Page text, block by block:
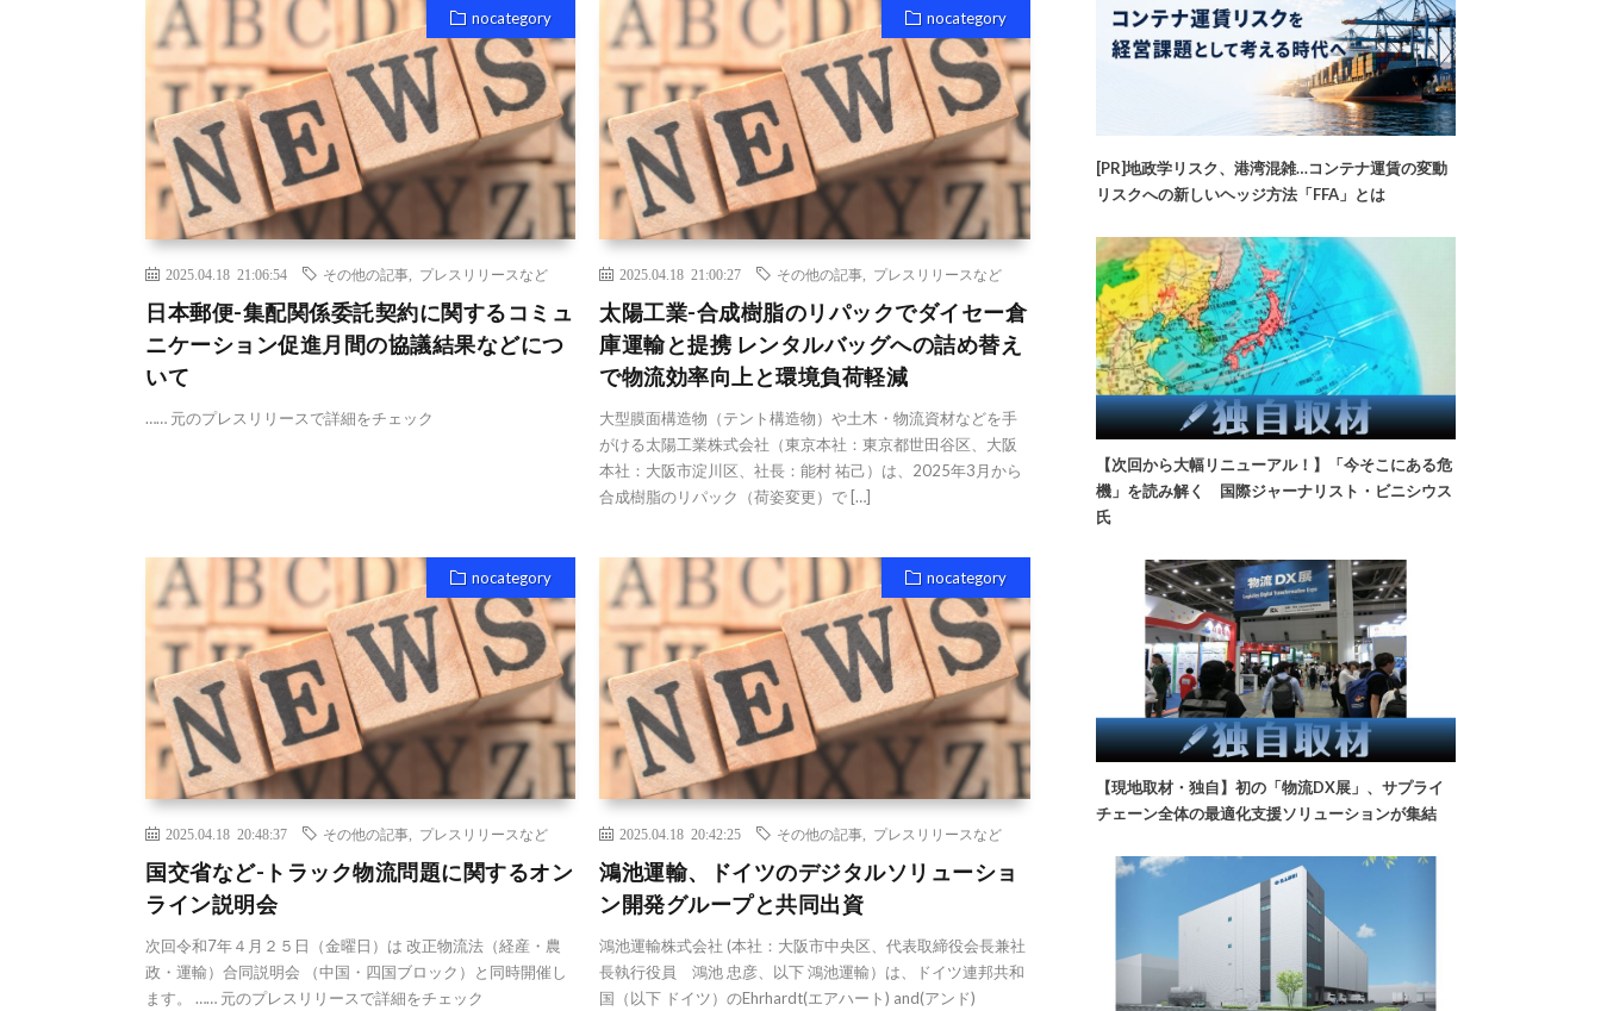
nocategory
2025.04.18 21:06:54 その他の記事 プレスリリースなど
日本郵便-集配関係委託契約に関するコミュ
ニケーション促進月間の協議結果などにつ
いて
…… 元のプレスリリースで詳細をチェック
nocategory
2025.04.18 21:00:27 その他の記事 プレスリリースなど
太陽工業-合成樹脂のリパックでダイセー倉
庫運輸と提携 レンタルバッグへの詰め替え
で物流効率向上と環境負荷軽減
大型膜面構造物（テント構造物）や土木・物流資材などを手
がける太陽工業株式会社（東京本社：東京都世田谷区、大阪
本社：大阪市淀川区、社長：能村 祐己）は、2025年3月から
合成樹脂のリパック（荷姿変更）で […]
nocategory
2025.04.18 20:48:37 その他の記事 プレスリリースなど
国交省など-トラック物流問題に関するオン
ライン説明会
次回令和7年４月２５日（金曜日）は 改正物流法（経産・農
政・運輸）合同説明会 （中国・四国ブロック）と同時開催し
ます。 …… 元のプレスリリースで詳細をチェック
nocategory
2025.04.18 20:42:25 その他の記事 プレスリリースなど
鴻池運輸、ドイツのデジタルソリューショ
ン開発グループと共同出資
鴻池運輸株式会社 (本社：大阪市中央区、代表取締役会長兼社
長執行役員 鴻池 忠彦、以下 鴻池運輸）は、ドイツ連邦共和
国（以下 ドイツ）のEhrhardt(エアハート) and(アンド)
[PR]地政学リスク、港湾混雑…コンテナ運賃の変動
リスクへの新しいヘッジ方法「FFA」とは
【次回から大幅リニューアル！】「今そこにある危
機」を読み解く 国際ジャーナリスト・ビニシウス
氏
【現地取材・独自】初の「物流DX展」、サプライ
チェーン全体の最適化支援ソリューションが集結